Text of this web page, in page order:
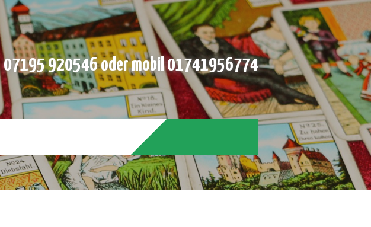
07195 920546 oder mobil 01741956774